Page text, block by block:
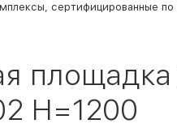
сертифицированные
H=1200